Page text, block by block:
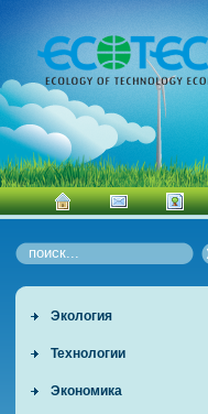
Экология
Технологии
Экономика